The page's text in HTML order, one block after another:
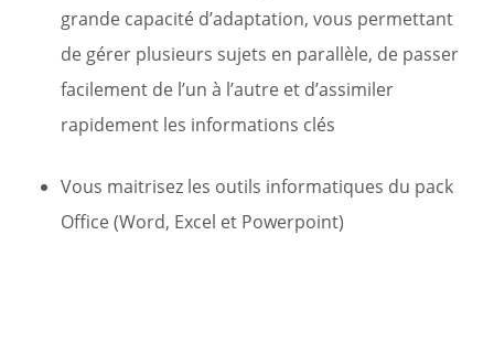
grande capacité d’adaptation, vous permettant
de gérer plusieurs sujets en parallèle, de passer
facilement de l’un à l’autre et d’assimiler
rapidement les informations clés
Vous maitrisez les outils informatiques du pack
Office (Word, Excel et Powerpoint)